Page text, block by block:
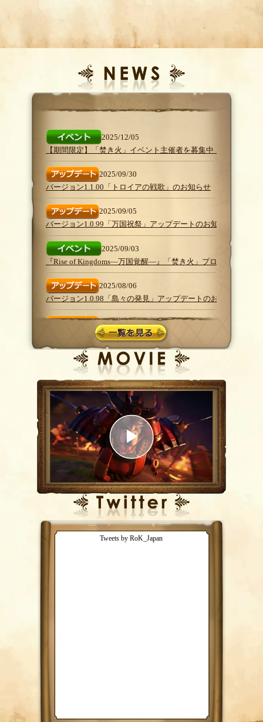
2025/12/05
【期間限定】「焚き火」イベント主催者を募集中！
2025/09/30
バージョン1.1.00「トロイアの戦歌」のお知らせ
2025/09/05
バージョン1.0.99「万国祝祭」アップデートのお知らせ
2025/09/03
『Rise of Kingdoms―万国覚醒―』「焚き火」プログラム始動！
2025/08/06
バージョン1.0.98「島々の発見」アップデートのお知らせ
2025/07/09
バージョン1.0.96「万国争覇」アップデートのお知らせ
2025/07/04
バージョン1.0.95「秦の威勢」アップデートのお知らせ
Tweets by RoK_Japan